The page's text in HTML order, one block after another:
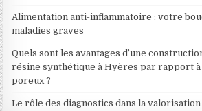
Alimentation anti-inflammatoire : votre
maladies graves
Quels sont les avantages d’une
résine synthétique à Hyères par rapport à
poreux ?
Le rôle des diagnostics dans la